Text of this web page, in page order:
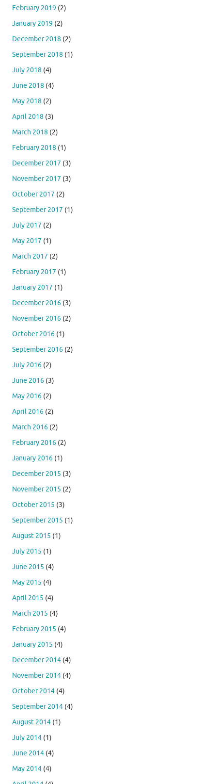
February 2019 (2)
January 2019 (2)
December 2018 (2)
September 2018 (1)
July 2018 (4)
June 2018 (4)
May 2018 (2)
April 2018 (3)
March 2018 (2)
February 2018 (1)
December 2017 (3)
November 2017 (3)
October 2017 (2)
September 2017 (1)
July 2017 (2)
May 2017 (1)
March 2017 (2)
February 2017 (1)
January 2017 (1)
December 2016 (3)
November 2016 (2)
October 2016 (1)
September 2016 (2)
July 2016 (2)
June 2016 (3)
May 2016 (2)
April 2016 (2)
March 2016 (2)
February 2016 (2)
January 2016 (1)
December 2015 (3)
November 2015 (2)
October 2015 (3)
September 2015 (1)
August 2015 (1)
July 2015 (1)
June 2015 (4)
May 2015 (4)
April 2015 (4)
March 2015 (4)
February 2015 (4)
January 2015 (4)
December 2014 (4)
November 2014 (4)
October 2014 (4)
September 2014 (4)
August 2014 (1)
July 2014 (1)
June 2014 (4)
May 2014 (4)